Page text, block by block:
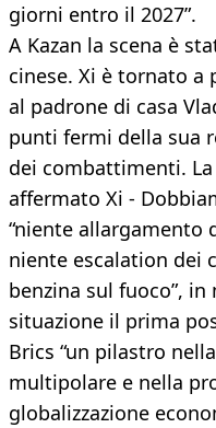
giorni entro il 2027”.
A Kazan la scena è
cinese. Xi è tornato a
al padrone di casa
punti fermi della sua
dei combattimenti.
affermato Xi -
“niente allargamento
niente escalation dei
benzina sul fuoco”,
situazione il prima
Brics “un pilastro
multipolare e nella
globalizzazione